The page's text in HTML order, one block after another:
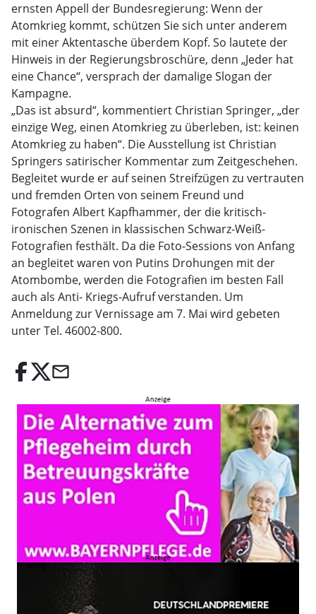
ernsten Appell der Bundesregierung: Wenn der
Atomkrieg kommt, schützen Sie sich unter anderem
mit einer Aktentasche überdem Kopf. So lautete der
Hinweis in der Regierungsbroschüre, denn „Jeder hat
eine Chance“, versprach der damalige Slogan der
Kampagne.
„Das ist absurd“, kommentiert Christian Springer, „der
einzige Weg, einen Atomkrieg zu überleben, ist: keinen
Atomkrieg zu haben“. Die Ausstellung ist Christian
Springers satirischer Kommentar zum Zeitgeschehen.
Begleitet wurde er auf seinen Streifzügen zu vertrauten
und fremden Orten von seinem Freund und
Fotografen Albert Kapfhammer, der die kritisch-
ironischen Szenen in klassischen Schwarz-Weiß-
Fotografien festhält. Da die Foto-Sessions von Anfang
an begleitet waren von Putins Drohungen mit der
Atombombe, werden die Fotografien im besten Fall
auch als Anti- Kriegs-Aufruf verstanden. Um
Anmeldung zur Vernissage am 7. Mai wird gebeten
unter Tel. 46002-800.
email